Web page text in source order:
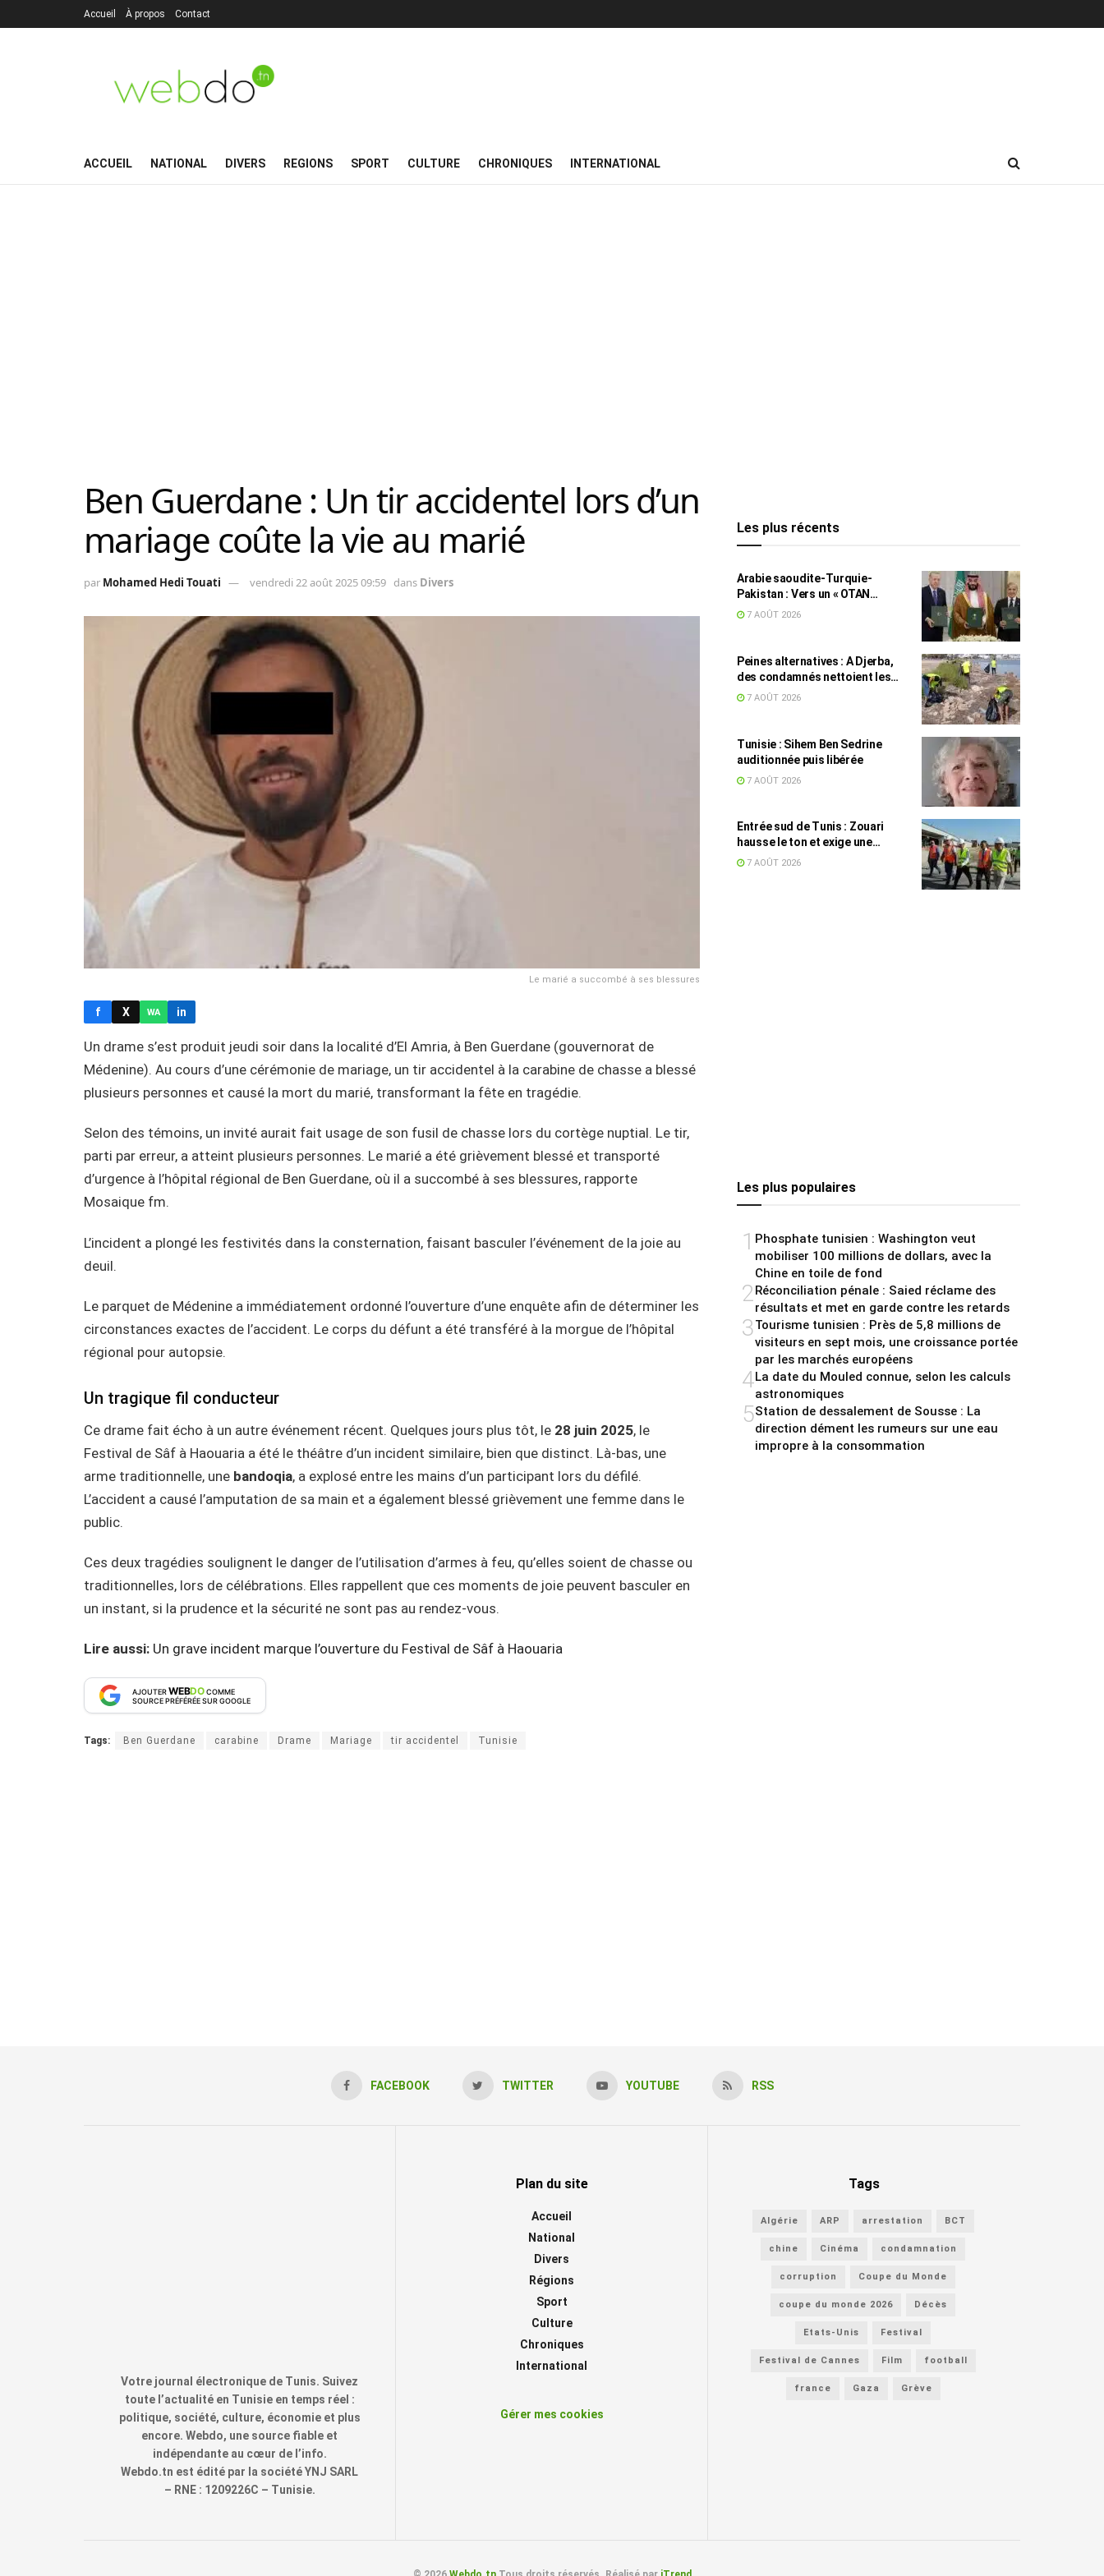
Accueil À propos Contact
ACCUEIL NATIONAL DIVERS REGIONS SPORT CULTURE CHRONIQUES INTERNATIONAL
Ben Guerdane : Un tir accidentel lors d’un
mariage coûte la vie au marié
par Mohamed Hedi Touati vendredi 22 août 2025 09:59 dans Divers
Le marié a succombé à ses blessures
f X WA in
Un drame s’est produit jeudi soir dans la localité d’El Amria, à Ben Guerdane (gouvernorat de
Médenine). Au cours d’une cérémonie de mariage, un tir accidentel à la carabine de chasse a blessé
plusieurs personnes et causé la mort du marié, transformant la fête en tragédie.
Selon des témoins, un invité aurait fait usage de son fusil de chasse lors du cortège nuptial. Le tir,
parti par erreur, a atteint plusieurs personnes. Le marié a été grièvement blessé et transporté
d’urgence à l’hôpital régional de Ben Guerdane, où il a succombé à ses blessures, rapporte
Mosaique fm.
L’incident a plongé les festivités dans la consternation, faisant basculer l’événement de la joie au
deuil.
Le parquet de Médenine a immédiatement ordonné l’ouverture d’une enquête afin de déterminer les
circonstances exactes de l’accident. Le corps du défunt a été transféré à la morgue de l’hôpital
régional pour autopsie.
Un tragique fil conducteur
Ce drame fait écho à un autre événement récent. Quelques jours plus tôt, le 28 juin 2025, le
Festival de Sâf à Haouaria a été le théâtre d’un incident similaire, bien que distinct. Là-bas, une
arme traditionnelle, une bandoqia, a explosé entre les mains d’un participant lors du défilé.
L’accident a causé l’amputation de sa main et a également blessé grièvement une femme dans le
public.
Ces deux tragédies soulignent le danger de l’utilisation d’armes à feu, qu’elles soient de chasse ou
traditionnelles, lors de célébrations. Elles rappellent que ces moments de joie peuvent basculer en
un instant, si la prudence et la sécurité ne sont pas au rendez-vous.
Lire aussi: Un grave incident marque l’ouverture du Festival de Sâf à Haouaria
AJOUTERWEBDOCOMME
SOURCE PRÉFÉRÉE SUR GOOGLE
Tags: Ben Guerdane carabine Drame Mariage tir accidentel Tunisie
Les plus récents
Arabie saoudite-Turquie-
Pakistan : Vers un « OTAN
islamique » ?
7 AOÛT 2026
Peines alternatives : A Djerba,
des condamnés nettoient les
plages
7 AOÛT 2026
Tunisie : Sihem Ben Sedrine
auditionnée puis libérée
7 AOÛT 2026
Entrée sud de Tunis : Zouari
hausse le ton et exige une
accélération des travaux
7 AOÛT 2026
Les plus populaires
1 Phosphate tunisien : Washington veut
mobiliser 100 millions de dollars, avec la
Chine en toile de fond
2Réconciliation pénale : Saied réclame des
résultats et met en garde contre les retards
3Tourisme tunisien : Près de 5,8 millions de
visiteurs en sept mois, une croissance portée
par les marchés européens
4La date du Mouled connue, selon les calculs
astronomiques
5Station de dessalement de Sousse : La
direction dément les rumeurs sur une eau
impropre à la consommation
FACEBOOK TWITTER YOUTUBE RSS
Votre journal électronique de Tunis. Suivez
toute l’actualité en Tunisie en temps réel :
politique, société, culture, économie et plus
encore. Webdo, une source fiable et
indépendante au cœur de l’info.
Webdo.tn est édité par la société YNJ SARL
– RNE : 1209226C – Tunisie.
Plan du site
Accueil
National
Divers
Régions
Sport
Culture
Chroniques
International
Gérer mes cookies
Tags
Algérie ARP arrestation BCT
chine Cinéma condamnation
corruption Coupe du Monde
coupe du monde 2026 Décès
Etats-Unis Festival
Festival de Cannes Film football
france Gaza Grève